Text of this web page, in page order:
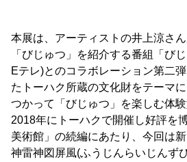
本展は、アーティストの井上涼さ
「びじゅつ」を紹介する番組「び
Eテレ)とのコラボレーション第二
たトーハク所蔵の文化財をテーマ
つかって「びじゅつ」を楽しむ体験
2018年にトーハクで開催し好評を
美術館」の続編にあたり、今回は
神雷神図屏風(ふうじんらいじんず